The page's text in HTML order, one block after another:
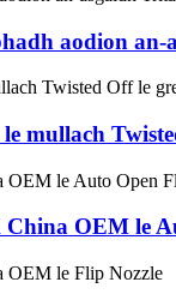
aodion
mullach
OEM le